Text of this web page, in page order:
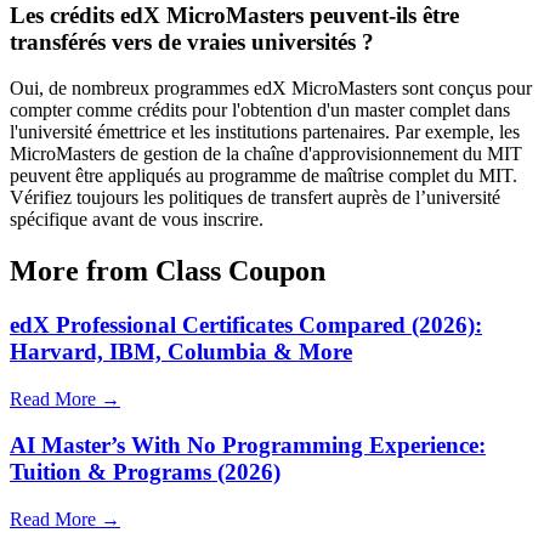
Les crédits edX MicroMasters peuvent-ils être
transférés vers de vraies universités ?
Oui, de nombreux programmes edX MicroMasters sont conçus pour
compter comme crédits pour l'obtention d'un master complet dans
l'université émettrice et les institutions partenaires. Par exemple, les
MicroMasters de gestion de la chaîne d'approvisionnement du MIT
peuvent être appliqués au programme de maîtrise complet du MIT.
Vérifiez toujours les politiques de transfert auprès de l’université
spécifique avant de vous inscrire.
More from Class Coupon
edX Professional Certificates Compared (2026):
Harvard, IBM, Columbia & More
Read More →
AI Master’s With No Programming Experience:
Tuition & Programs (2026)
Read More →